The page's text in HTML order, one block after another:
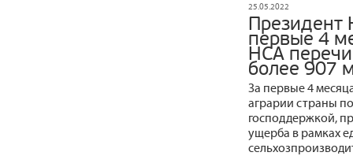
25.05.2022
Президент
первые 4
НСА
более 907
За первые 4
аграрии страны
господдержкой,
ущерба в рамках